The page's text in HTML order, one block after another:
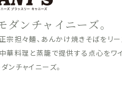
だわりの一杯を。
好みのつけ汁で楽しめるつけ蕎麦、
、地元の美味しいお酒とご一緒に心